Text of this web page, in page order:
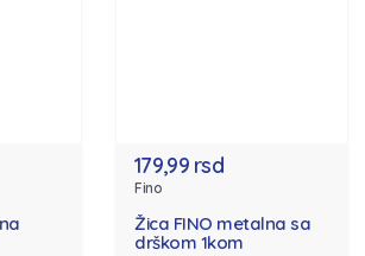
179,99 rsd
Fino
Žica FINO metalna sa
drškom 1kom